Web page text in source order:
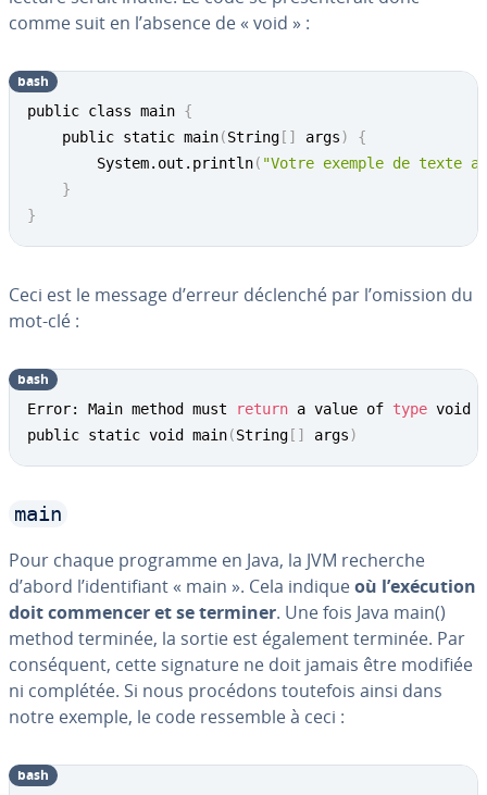
comme suit en l’absence de « void » :
public class main {
	public static main
(String [ ] args)
{
		System.out.println
( "Votre exemple de texte
}
}
bash
Ceci est le message d’erreur déclenché par l’omission du
mot-clé :
Error: Main method must return a value of type void
public static void main(String [ ] args)
bash
main
Pour chaque programme en Java, la JVM recherche
d’abord l’iden­ti­fiant « main ». Cela indiqueoù l’exécution
doit commencer et se terminer. Une fois Java main()
method terminée, la sortie est également terminée. Par
con­sé­quent, cette signature ne doit jamais être modifiée
ni complétée. Si nous procédons toutefois ainsi dans
notre exemple, le code ressemble à ceci :
bash